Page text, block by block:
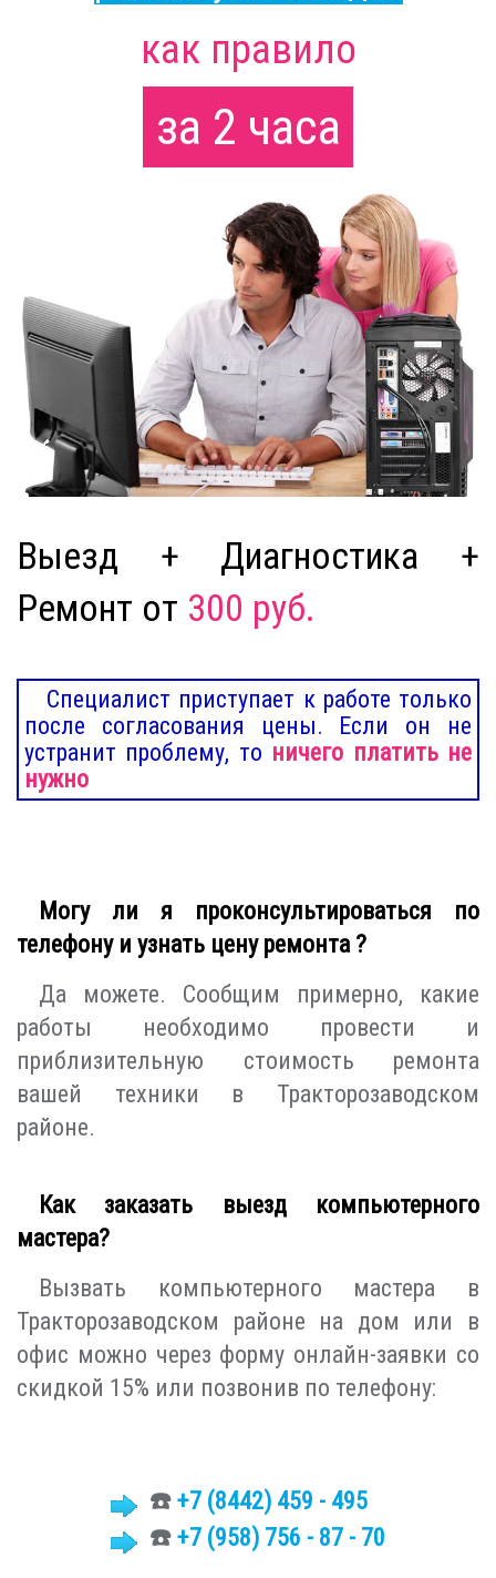
как правило
за 2 часа
Выезд + Диагностика +
Ремонт от 300 руб.
Специалист приступает к работе только
после согласования цены. Если он не
устранит проблему, то ничего платить не
нужно
Могу ли я проконсультироваться по
телефону и узнать цену ремонта ?
Да можете. Сообщим примерно, какие
работы необходимо провести и
приблизительную стоимость ремонта
вашей техники в Тракторозаводском
районе.
Как заказать выезд компьютерного
мастера?
Вызвать компьютерного мастера в
Тракторозаводском районе на дом или в
офис можно через форму онлайн-заявки со
скидкой 15% или позвонив по телефону:
☎️ +7 (8442) 459 - 495
☎️ +7 (958) 756 - 87 - 70